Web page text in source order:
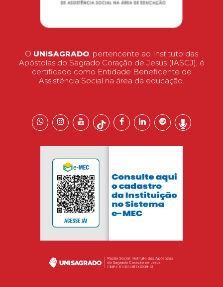
O UNISAGRADO, pertencente ao Instituto das
Apóstolas do Sagrado Coração de Jesus (IASCJ), é
certificado como Entidade Beneficente de
Assistência Social na área da educação.